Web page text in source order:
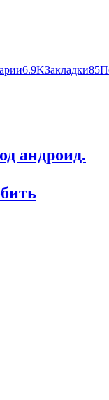
6.9KЗакладки85
андроид.